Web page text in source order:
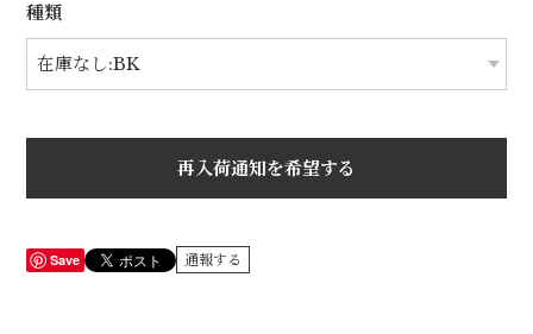
種類
再入荷通知を希望する
Save 通報する